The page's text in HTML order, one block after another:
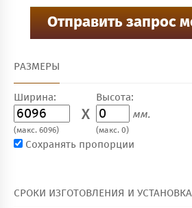
РАЗМЕРЫ
Ширина:
X
(макс. 6096)
Высота:
мм.
(макс. 0)
Сохранять пропорции
СРОКИ ИЗГОТОВЛЕНИЯ И УСТАНОВКА